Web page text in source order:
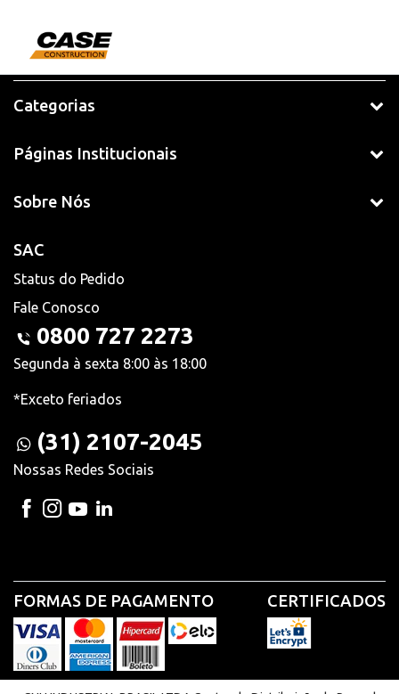
Categorias
Páginas Institucionais
Sobre Nós
SAC
Status do Pedido
Fale Conosco
0800 727 2273
Segunda à sexta 8:00 às 18:00
*Exceto feriados
(31) 2107-2045
Nossas Redes Sociais
FORMAS DE PAGAMENTO CERTIFICADOS